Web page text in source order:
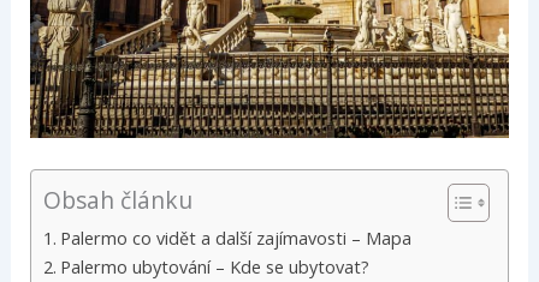
Obsah článku
Palermo co vidět a další zajímavosti – Mapa
Palermo ubytování – Kde se ubytovat?